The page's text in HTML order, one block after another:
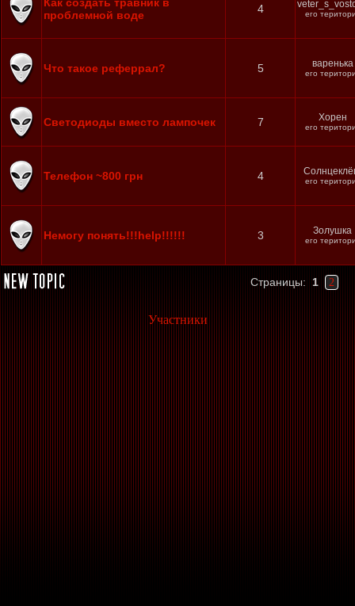
проблемной воде
4 его
Что такое реферрал? 5 варенька
его
Светодиоды вместо лампочек 7 Хорен
его
Телефон ~800 грн 4 его
Немогу понять!!!help!!!!!! 3 Золушка
его
Страницы: 1 2
Участники